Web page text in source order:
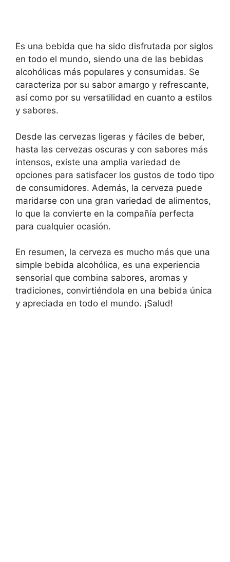
Es una bebida que ha sido disfrutada por siglos
en todo el mundo, siendo una de las bebidas
alcohólicas más populares y consumidas. Se
caracteriza por su sabor amargo y refrescante,
así como por su versatilidad en cuanto a estilos
y sabores.
Desde las cervezas ligeras y fáciles de beber,
hasta las cervezas oscuras y con sabores más
intensos, existe una amplia variedad de
opciones para satisfacer los gustos de todo tipo
de consumidores. Además, la cerveza puede
maridarse con una gran variedad de alimentos,
lo que la convierte en la compañía perfecta
para cualquier ocasión.
En resumen, la cerveza es mucho más que una
simple bebida alcohólica, es una experiencia
sensorial que combina sabores, aromas y
tradiciones, convirtiéndola en una bebida única
y apreciada en todo el mundo. ¡Salud!